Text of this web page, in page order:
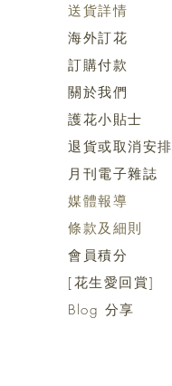
送貨詳情
海外訂花
訂購付款
關於我們
護花小貼士
退貨或取消安排
月刊電子雜誌
媒體報導
​​條款及細則
會員積分
[花生愛回賞]
Blog 分享